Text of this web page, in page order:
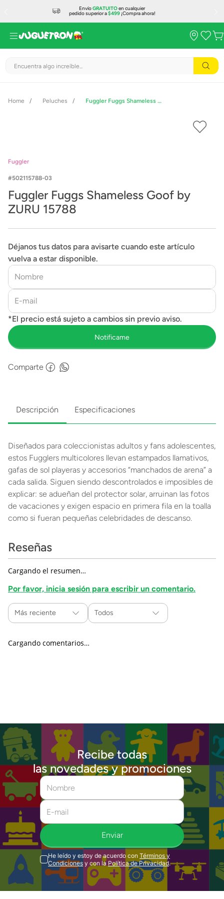
EnvíoGRATUITOen cualquier
pedido superior a$499¡Compra ahora!
Encuentra algo increíble...
Peluches Fuggler Fuggs Shameless Goof by ZURU 15788
Fuggler
502115788-03
Fuggler Fuggs Shameless Goof by
ZURU 15788
Déjanos tus datos para avisarte cuando este artículo
vuelva a estar disponible.
Comparte
Descripción Especificaciones
Diseñados para coleccionistas adultos y fans adolescentes,
estos Fugglers multicolores llevan estampados llamativos,
gafas de sol playeras y accesorios “manchados de arena” a
cada salida. Siguen siendo descontrolados e imposibles de
explicar: se adueñan del protector solar, arruinan las fotos
de vacaciones y exigen espacio en primera fila en la toalla
como si fueran pequeñas celebridades de descanso.
Reseñas
Cargando el resumen…
Por favor, inicia sesión para escribir un comentario.
Más reciente Todos
Cargando comentarios…
Recibe todas
las novedades y promociones
Enviar
He leído y estoy de acuerdo con Términos y
Condiciones y con la Política de Privacidad.